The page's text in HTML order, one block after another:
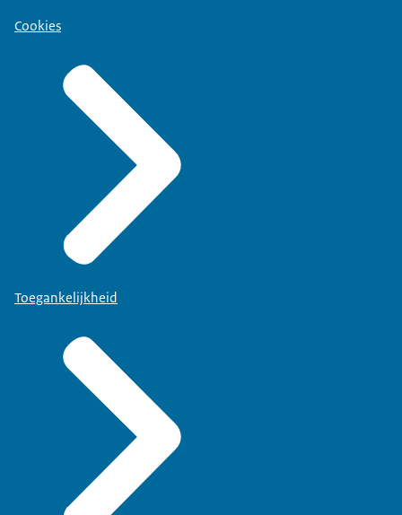
Cookies
Toegankelijkheid